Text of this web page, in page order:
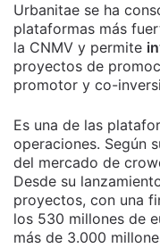
Urbanitae se ha
plataformas más
la CNMV y permite
proyectos de
promotor y co-
Es una de las
operaciones. Según
del mercado de
Desde su
proyectos, con una
los 530 millones de
más de 3.000